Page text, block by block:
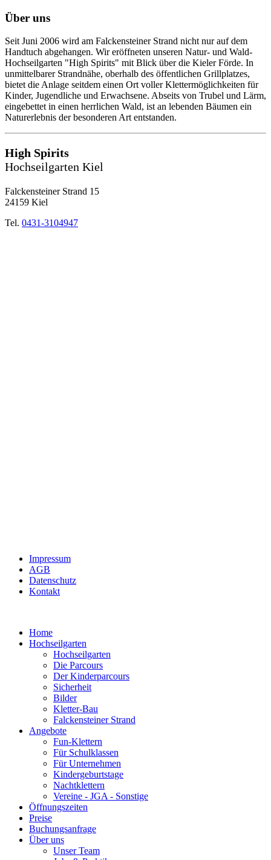
Über uns
Seit Juni 2006 wird am Falckensteiner Strand nicht nur auf dem
Handtuch abgehangen. Wir eröffneten unseren Natur- und Wald-
Hochseilgarten "High Spirits" mit Blick über die Kieler Förde. In
unmittelbarer Strandnähe, oberhalb des öffentlichen Grillplatzes,
bietet die Anlage seitdem einen Ort voller Klettermöglichkeiten für
Kinder, Jugendliche und Erwachsene. Abseits von Trubel und Lärm,
eingebettet in einen herrlichen Wald, ist an lebenden Bäumen ein
Naturerlebnis der besonderen Art entstanden.
High Spirits
Hochseilgarten Kiel
Falckensteiner Strand 15
24159 Kiel
Tel. 0431-3104947
Impressum
AGB
Datenschutz
Kontakt
Home
Hochseilgarten
Hochseilgarten
Die Parcours
Der Kinderparcours
Sicherheit
Bilder
Kletter-Bau
Falckensteiner Strand
Angebote
Fun-Klettern
Für Schulklassen
Für Unternehmen
Kindergeburtstage
Nachtklettern
Vereine - JGA - Sonstige
Öffnungszeiten
Preise
Buchungsanfrage
Über uns
Unser Team